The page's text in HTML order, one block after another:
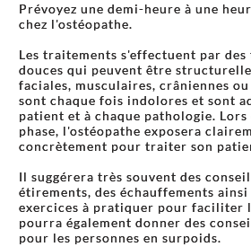
Prévoyez une demi-heure à une
chez l'ostéopathe.
Les traitements s'effectuent par
douces qui peuvent être
faciales, musculaires, crâniennes
sont chaque fois indolores et sont
patient et à chaque pathologie.
phase, l'ostéopathe exposera
concrètement pour traiter son
Il suggérera très souvent des
étirements, des échauffements
exercices à pratiquer pour faciliter
pourra également donner des
pour les personnes en surpoids.